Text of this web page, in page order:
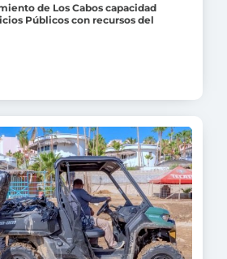
de Los Cabos capacidad
Públicos con recursos del